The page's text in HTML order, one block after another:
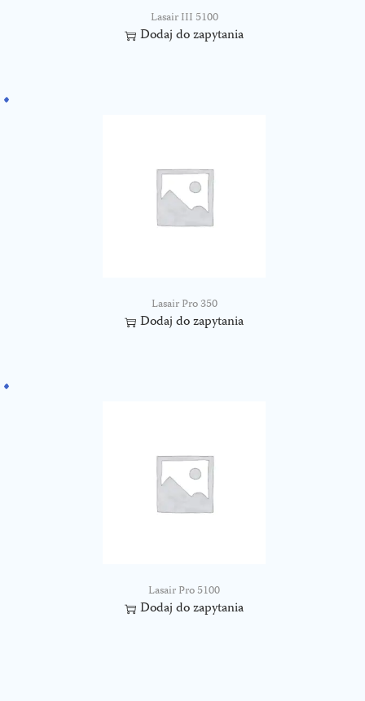
Lasair III 5100
Dodaj do zapytania
Lasair Pro 350
Dodaj do zapytania
Lasair Pro 5100
Dodaj do zapytania